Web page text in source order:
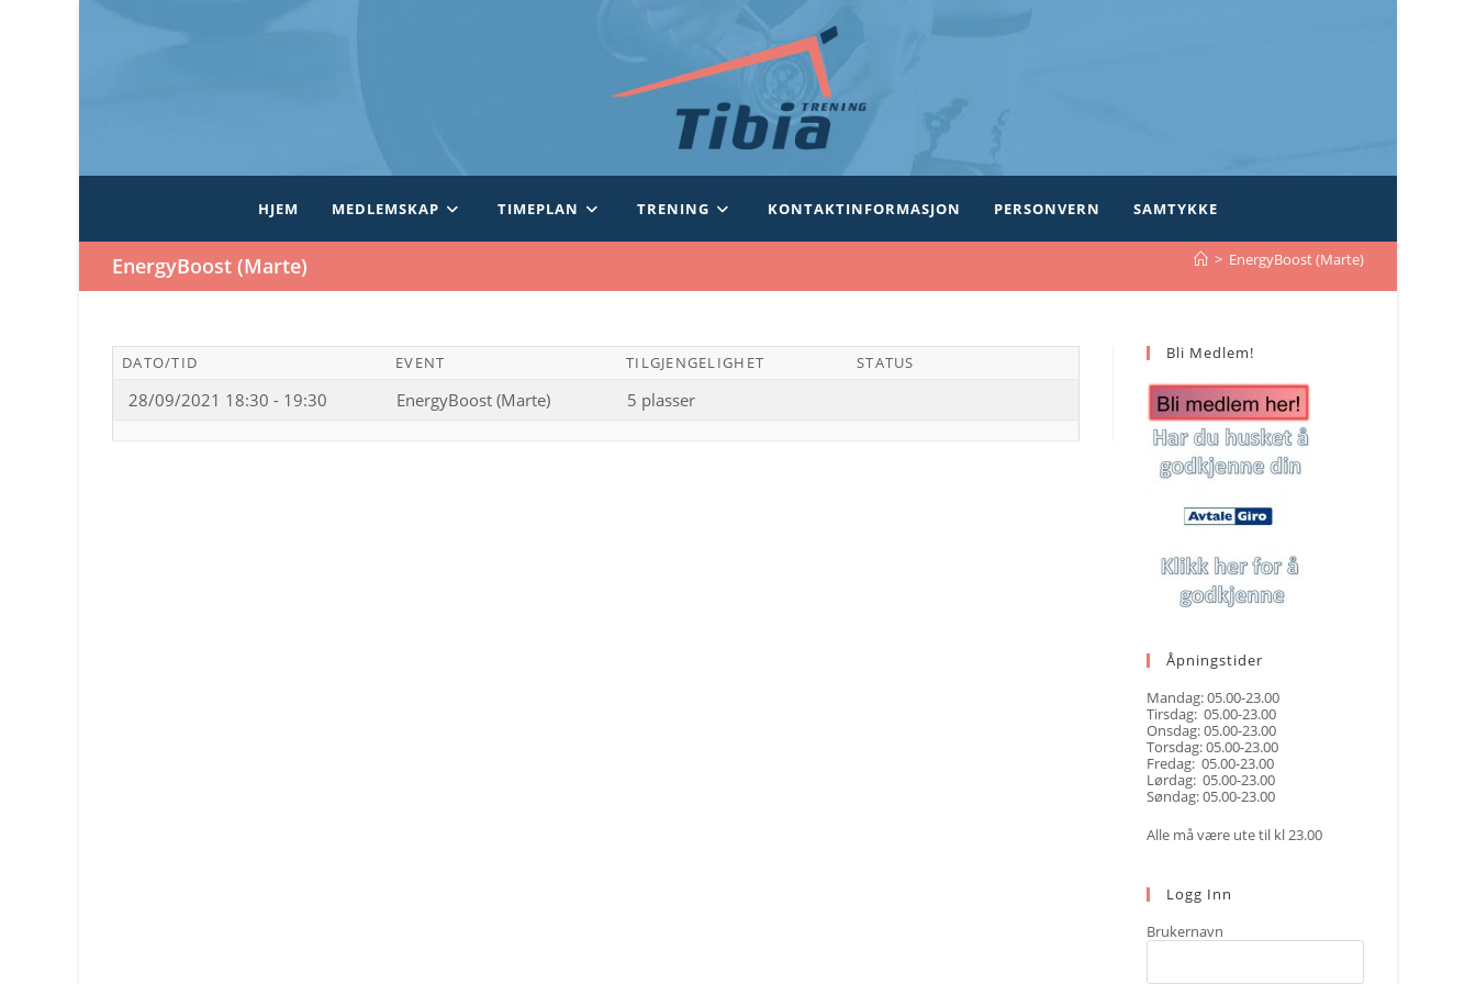
HJEM MEDLEMSKAP TIMEPLAN TRENING KONTAKTINFORMASJON PERSONVERN SAMTYKKE
EnergyBoost (Marte) > EnergyBoost (Marte)
DATO/TID EVENT TILGJENGELIGHET STATUS
28/09/2021 18:30 - 19:30 EnergyBoost (Marte) 5 plasser
Bli Medlem!
Åpningstider
Mandag: 05.00-23.00
Tirsdag: 05.00-23.00
Onsdag: 05.00-23.00
Torsdag: 05.00-23.00
Fredag: 05.00-23.00
Lørdag: 05.00-23.00
Søndag: 05.00-23.00
Alle må være ute til kl 23.00
Logg Inn
Brukernavn